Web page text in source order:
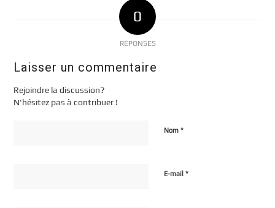
0
RÉPONSES
Laisser un commentaire
Rejoindre la discussion?
N’hésitez pas à contribuer !
Nom*
E-mail*